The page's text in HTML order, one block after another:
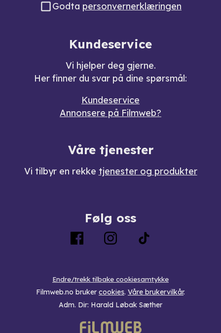
Godta personvernerklæringen
Kundeservice
Vi hjelper deg gjerne.
Her finner du svar på dine spørsmål:
Kundeservice
Annonsere på Filmweb?
Våre tjenester
Vi tilbyr en rekke tjenester og produkter
Følg oss
Endre/trekk tilbake cookiesamtykke
Filmweb.no bruker cookies. Våre brukervilkår.
Adm. Dir: Harald Løbak Sæther